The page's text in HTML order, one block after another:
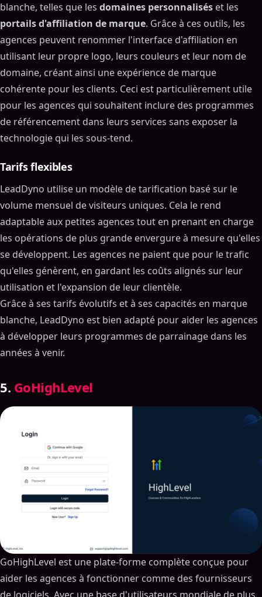
blanche, telles que les domaines personnalisés et les
portails d'affiliation de marque. Grâce à ces outils, les
agences peuvent renommer l'interface d'affiliation en
utilisant leur propre logo, leurs couleurs et leur nom de
domaine, créant ainsi une expérience de marque
cohérente pour les clients. Ceci est particulièrement utile
pour les agences qui souhaitent inclure des programmes
de référencement dans leurs services sans exposer la
technologie qui les sous-tend.
Tarifs flexibles
LeadDyno utilise un modèle de tarification basé sur le
volume mensuel de visiteurs uniques. Cela le rend
adaptable aux petites agences tout en prenant en charge
les opérations de plus grande envergure à mesure qu'elles
se développent. Les agences ne paient que pour le trafic
qu'elles génèrent, en gardant les coûts alignés sur leur
utilisation et l'expansion de leur clientèle.
Grâce à ses tarifs évolutifs et à ses capacités en marque
blanche, LeadDyno est bien adapté pour aider les agences
à développer leurs programmes de parrainage dans les
années à venir.
5. GoHighLevel
GoHighLevel est une plate-forme complète conçue pour
aider les agences à fonctionner comme des fournisseurs